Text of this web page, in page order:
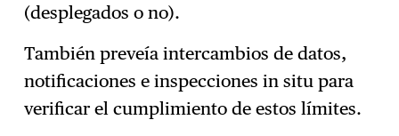
(desplegados o no).
También preveía intercambios de datos,
notificaciones e inspecciones in situ para
verificar el cumplimiento de estos límites.